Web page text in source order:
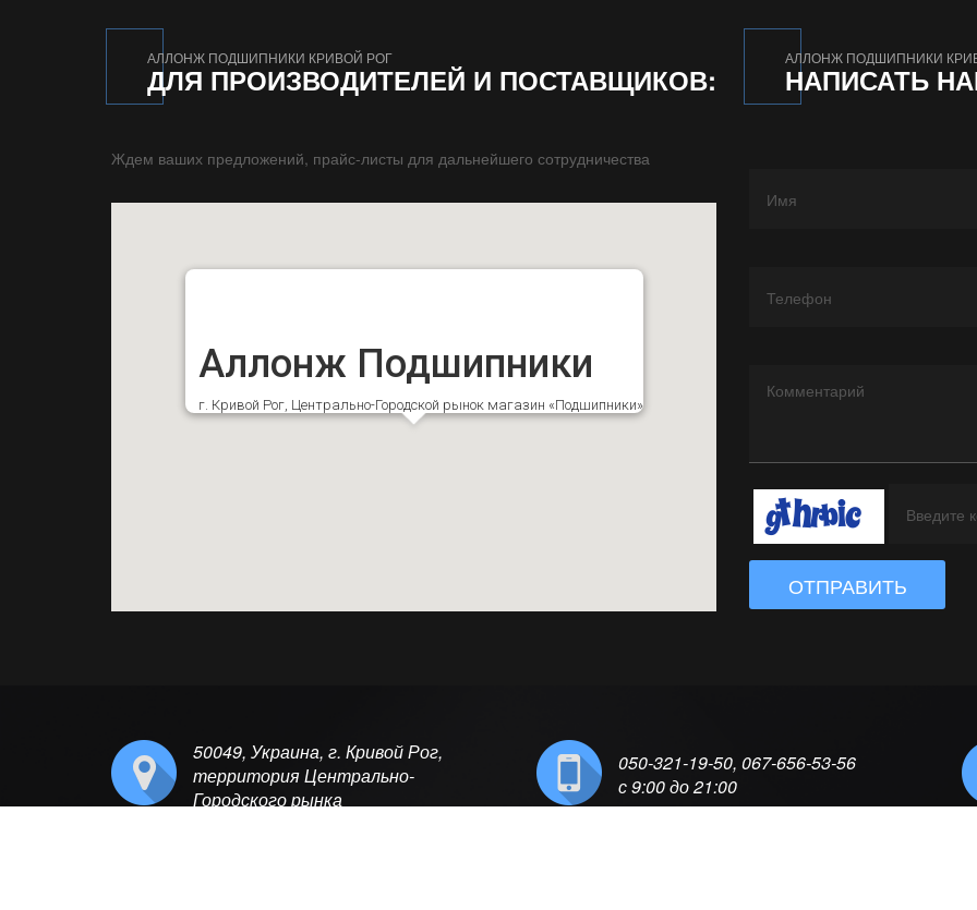
АЛЛОНЖ ПОДШИПНИКИ КРИВОЙ РОГ
ДЛЯ ПРОИЗВОДИТЕЛЕЙ И ПОСТАВЩИКОВ:
Ждем ваших предложений, прайс-листы для дальнейшего сотрудничества
Аллонж Подшипники
г. Кривой Рог, Центрально-Городской рынок магазин «Подшипники»
АЛЛОНЖ ПОДШИПНИКИ
НАПИСАТЬ
ОТПРАВИТЬ
50049, Украина, г. Кривой Рог,
территория Центрально-
Городского рынка
050-321-19-50, 067-656-53-56
с 9:00 до 21:00